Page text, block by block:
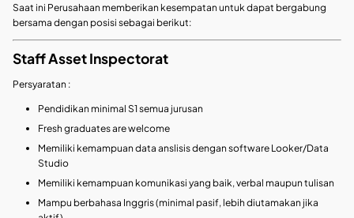
Saat ini Perusahaan memberikan kesempatan untuk dapat bergabung
bersama dengan posisi sebagai berikut:
Staff Asset Inspectorat
Persyaratan :
Pendidikan minimal S1 semua jurusan
Fresh graduates are welcome
Memiliki kemampuan data anslisis dengan software Looker/Data
Studio
Memiliki kemampuan komunikasi yang baik, verbal maupun tulisan
Mampu berbahasa Inggris (minimal pasif, lebih diutamakan jika